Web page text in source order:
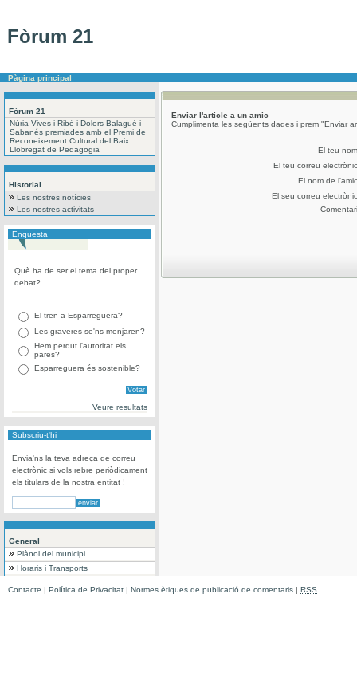
Fòrum 21
Pàgina principal
Fòrum 21
Núria Vives i Ribé i Dolors Balagué i
Sabanés premiades amb el Premi de
Reconeixement Cultural del Baix
Llobregat de Pedagogia
Historial
Les nostres notícies
Les nostres activitats
Enquesta
Què ha de ser el tema del proper
debat?
El tren a Esparreguera?
Les graveres se'ns menjaren?
Hem perdut l'autoritat els
pares?
Esparreguera és sostenible?
Veure resultats
Subscriu-t'hi
Envia'ns la teva adreça de correu
electrònic si vols rebre periòdicament
els titulars de la nostra entitat !
General
Plànol del municipi
Horaris i Transports
Enviar l'article a un amic
Cumplimenta les següents dades i prem "Enviar
El teu nom
El teu correu electrònic
El nom de l'amic
El seu correu electrònic
Comentari
Contacte | Política de Privacitat | Normes ètiques de publicació de comentaris | RSS